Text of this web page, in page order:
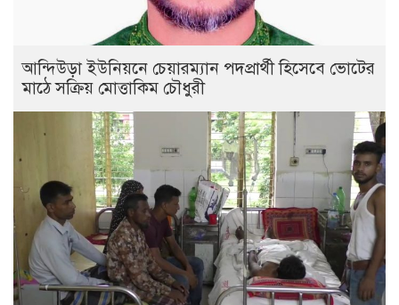
আন্দিউড়া ইউনিয়নে চেয়ারম্যান পদপ্রার্থী হিসেবে ভোটের
মাঠে সক্রিয় মোত্তাকিম চৌধুরী